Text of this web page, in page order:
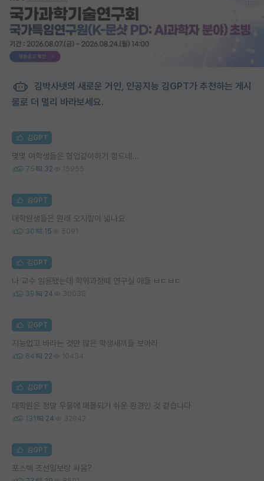
김박사넷의 새로운 거인, 인공지능 김GPT가 추천하는 게시
물로 더 멀리 바라보세요.
김GPT
몇몇 여학생들은 협업같이하기 힘드네...
75 32 15955
김GPT
대학원생들은 원래 오지랖이 넓나요
30 15 5091
김GPT
나 교수 임용됐는데 학위과정때 연구실 애들 ㅂㄷㅂㄷ
39 24 30038
김GPT
지능없고 바라는 것만 많은 학생새끼들 보아라
64 22 10434
김GPT
대학원은 정말 우울에 매몰되기 쉬운 환경인 것 같습니다
131 24 32042
김GPT
포스텍 조선일보랑 싸움?